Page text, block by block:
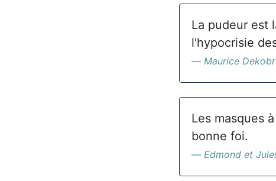
La pudeur est
l'hypocrisie
Maurice
Les masques
bonne foi.
Edmond et